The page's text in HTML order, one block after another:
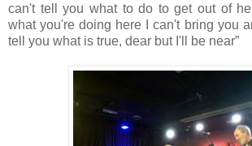
can't tell you what to do to get out of
what you're doing here I can't bring you
tell you what is true, dear but I'll be near”